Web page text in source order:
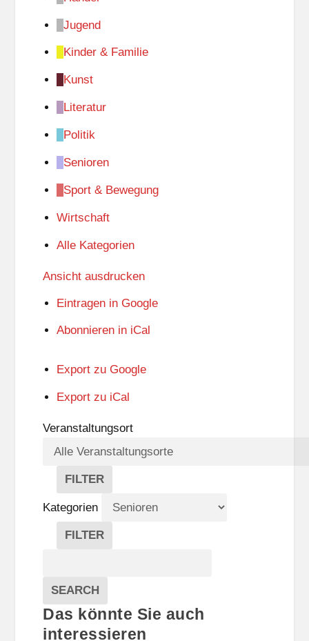
Jugend
Kinder & Familie
Kunst
Literatur
Politik
Senioren
Sport & Bewegung
Wirtschaft
Alle Kategorien
Ansicht ausdrucken
Eintragen in Google
Abonnieren in iCal
Export zu Google
Export zu iCal
Veranstaltungsort
FILTER
V
E
R
A
A
L
T
U
Kategorien
FILTER
E
G
O
R
Veranstaltungen
SEARCH
Das könnte Sie auch
interessieren